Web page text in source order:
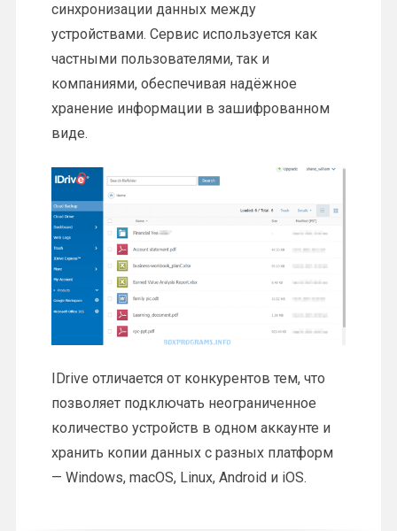
синхронизации данных между
устройствами. Сервис используется как
частными пользователями, так и
компаниями, обеспечивая надёжное
хранение информации в зашифрованном
виде.
IDrive отличается от конкурентов тем, что
позволяет подключать неограниченное
количество устройств в одном аккаунте и
хранить копии данных с разных платформ
— Windows, macOS, Linux, Android и iOS.